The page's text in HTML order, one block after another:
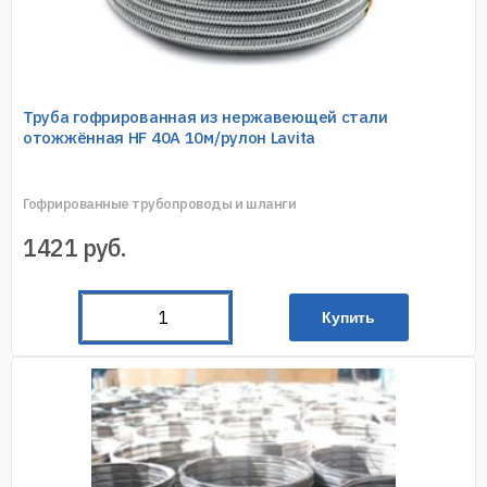
Труба гофрированная из нержавеющей стали
отожжённая HF 40A 10м/рулон Lavita
Гофрированные трубопроводы и шланги
1421 руб.
Купить